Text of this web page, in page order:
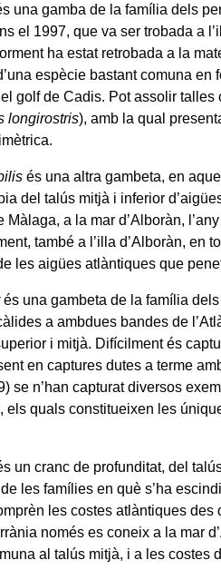
una gamba de la família dels
el 1997, que va ser trobada a
ha estat retrobada a la
espècie bastant comuna en
golf de Cadis. Pot assolir
longirostris), amb la qual
és una altra gambeta, en
del talús mitjà i inferior
Màlaga, a la mar d’Alboràn,
també a l’illa d’Alboràn, en
les aigües atlàntiques que
és una gambeta de la família
a ambdues bandes de
i mitjà. Difícilment és
en captures dutes a terme
se n’han capturat diversos
els quals constitueixen les
un cranc de profunditat, del
les famílies en què s’ha
les costes atlàntiques
només es coneix a la mar
al talús mitjà, i a les costes